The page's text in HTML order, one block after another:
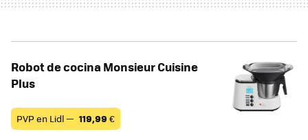
Robot de cocina Monsieur Cuisine
Plus
PVP en Lidl — 119,99 €